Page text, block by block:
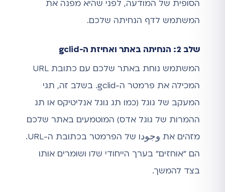
הסופית של המודעה, לפני שהיא מפנה את
המשתמש לדף הנחיתה שלכם.
שלב 2: הנחיתה באתר ואחיזת ה-gclid
המשתמש נוחת באתר שלכם עם כתובת URL
המכילה את פרמטר ה-gclid. בשלב זה, תגי
המעקב של גוגל (כמו תג גוגל אנליטיקס או תג
ההמרות של גוגל אדס) המוטמעים באתר שלכם
מזהים את وجودו של הפרמטר בכתובת ה-URL.
הם "אוחזים" בערך הייחודי שלו ושומרים אותו
בצד להמשך.